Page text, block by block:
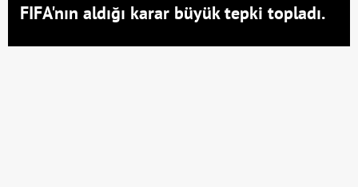
FIFA'nın aldığı karar büyük tepki topladı.